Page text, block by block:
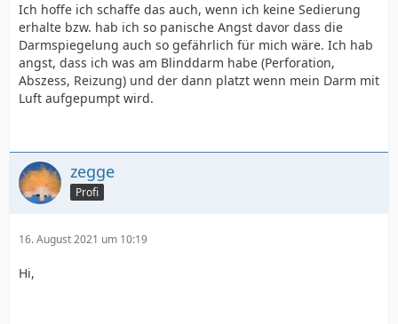
Ich hoffe ich schaffe das auch, wenn ich keine Sedierung
erhalte bzw. hab ich so panische Angst davor dass die
Darmspiegelung auch so gefährlich für mich wäre. Ich hab
angst, dass ich was am Blinddarm habe (Perforation,
Abszess, Reizung) und der dann platzt wenn mein Darm mit
Luft aufgepumpt wird.
zegge
Profi
16. August 2021 um 10:19
Hi,